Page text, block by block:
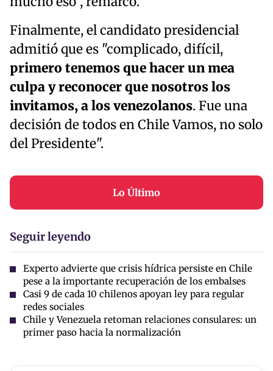
Finalmente, el candidato presidencial
admitió que es "complicado, difícil,
primero tenemos que hacer un mea
culpa y reconocer que nosotros los
invitamos, a los venezolanos. Fue una
decisión de todos en Chile Vamos, no solo
del Presidente".
Lo Último
Seguir leyendo
Experto advierte que crisis hídrica persiste en Chile
pese a la importante recuperación de los embalses
Casi 9 de cada 10 chilenos apoyan ley para regular
redes sociales
Chile y Venezuela retoman relaciones consulares: un
primer paso hacia la normalización